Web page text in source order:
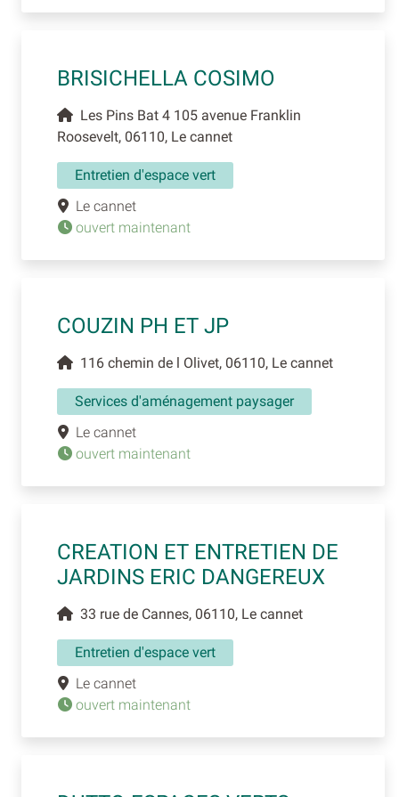
BRISICHELLA COSIMO
Les Pins Bat 4 105 avenue Franklin
Roosevelt, 06110, Le cannet
Entretien d'espace vert
Le cannet
ouvert maintenant
COUZIN PH ET JP
116 chemin de l Olivet, 06110, Le cannet
Services d'aménagement paysager
Le cannet
ouvert maintenant
CREATION ET ENTRETIEN DE
JARDINS ERIC DANGEREUX
33 rue de Cannes, 06110, Le cannet
Entretien d'espace vert
Le cannet
ouvert maintenant